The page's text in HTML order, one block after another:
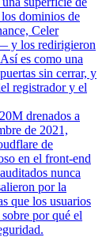
los dominios de
Celer
y los redirigieron
es como una
sin cerrar, y
registrador y el
drenados a
de 2021,
de
en el front-end
nunca
por la
que los usuarios
por qué el